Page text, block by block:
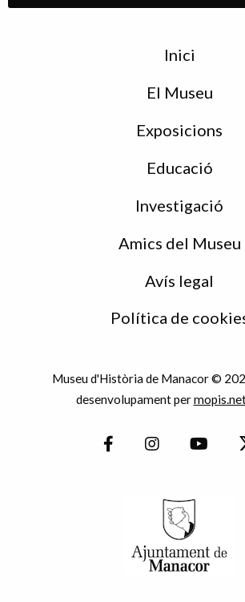
Inici
El Museu
Exposicions
Educació
Investigació
Amics del Museu
Avís legal
Política de
Museu d'Història de Manacor ©
desenvolupament per